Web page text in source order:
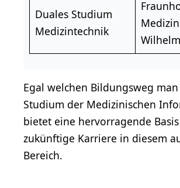
Duales Studium
Medizintechnik
Egal welchen Bildungsweg
Studium der Medizinischen
bietet eine hervorragende
zukünftige Karriere in diesem
Bereich.